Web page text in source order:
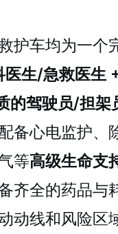
护车均为一个
医生/急救医生
的驾驶员/担架
备心电监护、
等高级生命支
齐全的药品与
动线和风险区